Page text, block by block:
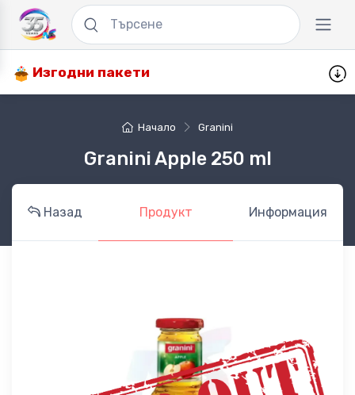
Изгодни пакети
Начало Granini
Granini Apple 250 ml
Назад Продукт Информация